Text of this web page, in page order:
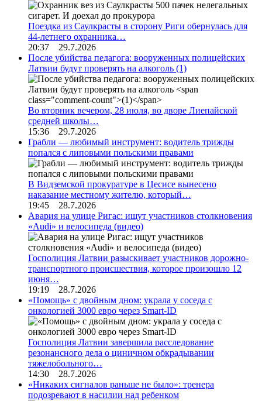
Поездка из Саулкрасты в сторону Риги обернулась для
44-летнего охранника…
20:37 29.7.2026
После убийства педагога: вооруженных полицейских
Латвии будут проверять на алкоголь (1)
Во вторник вечером, 28 июля, во дворе Лиепайской
средней школы…
15:36 29.7.2026
Грабли — любимый инструмент: водитель трижды
попался с липовыми польскими правами
В Видземской прокуратуре в Цесисе вынесено
наказание местному жителю, который…
19:45 28.7.2026
Авария на улице Ригас: ищут участников столкновения
«Audi» и велосипеда (видео)
Госполиция Латвии разыскивает участников дорожно-
транспортного происшествия, которое произошло 12
июня…
19:19 28.7.2026
«Помощь» с двойным дном: украла у соседа с
онкологией 3000 евро через Smart-ID
Госполиция Латвии завершила расследование
резонансного дела о циничном обкрадывании
тяжелобольного…
14:30 28.7.2026
«Никаких сигналов раньше не было»: тренера
подозревают в насилии над ребенком